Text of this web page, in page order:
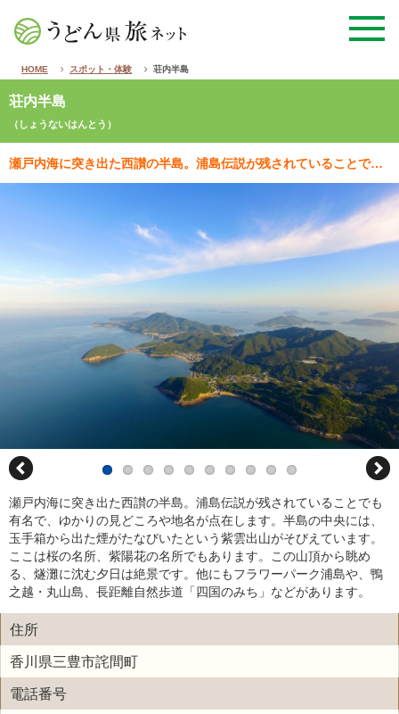
HOME スポット・体験 荘内半島
荘内半島
（しょうないはんとう）
瀬戸内海に突き出た西讃の半島。浦島伝説が残されていることでも有名で、ゆかりの見どころや地名が点在しま…
瀬戸内海に突き出た西讃の半島。浦島伝説が残されていることでも
有名で、ゆかりの見どころや地名が点在します。半島の中央には、
玉手箱から出た煙がたなびいたという紫雲出山がそびえています。
ここは桜の名所、紫陽花の名所でもあります。この山頂から眺め
る、燧灘に沈む夕日は絶景です。他にもフラワーパーク浦島や、鴨
之越・丸山島、長距離自然歩道「四国のみち」などがあります。
住所
香川県三豊市詫間町
電話番号